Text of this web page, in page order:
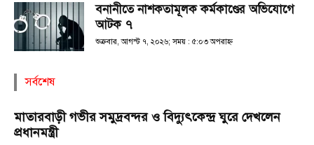
বনানীতে নাশকতামূলক কর্মকাণ্ডের অভিযোগে
আটক ৭
শুক্রবার, আগস্ট ৭, ২০২৬; সময় : ৫:০৩ অপরাহ্ণ
সর্বশেষ
মাতারবাড়ী গভীর সমুদ্রবন্দর ও বিদ্যুৎকেন্দ্র ঘুরে দেখলেন
প্রধানমন্ত্রী